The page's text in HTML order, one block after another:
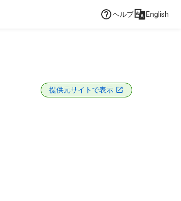
ヘルプ English
提供元サイトで表示